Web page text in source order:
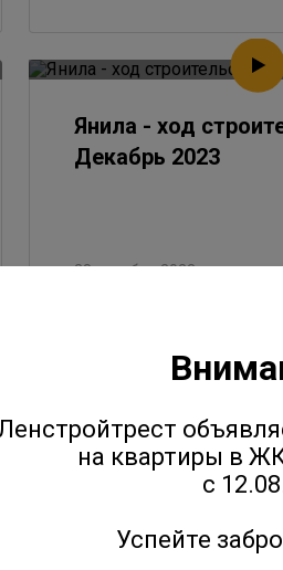
Янила - ход
Декабрь 2023
28 декабря 2023
Октябрь 2023
28 октября 2023
на квартиры в
с
Успейте